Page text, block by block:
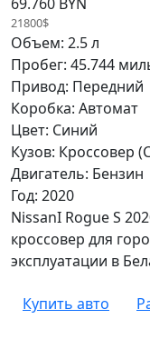
21800$
Объем: 2.5 л
Пробег: 45.744
Привод: Передний
Коробка: Автомат
Цвет: Синий
Кузов: Кроссовер
Двигатель: Бензин
Год: 2020
NissanI Rogue S
кроссовер для
эксплуатации в
Купить авто